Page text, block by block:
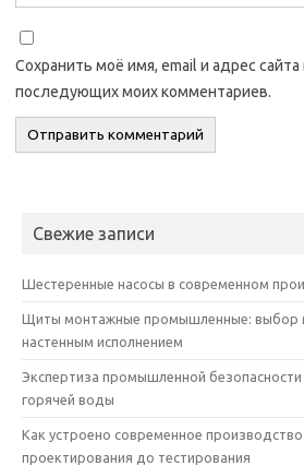
Сохранить моё имя, email и адрес
последующих моих комментариев.
Свежие записи
Шестеренные насосы в современном
Щиты монтажные промышленные: выбор
настенным исполнением
Экспертиза промышленной
горячей воды
Как устроено современное
проектирования до тестирования